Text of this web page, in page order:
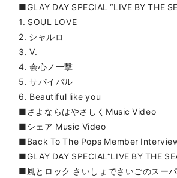
■GLAY DAY SPECIAL “LIVE BY THE
1. SOUL LOVE
2. シャルロ
3. V.
4. 会心ノ一撃
5. サバイバル
6. Beautiful like you
■さよならはやさしくMusic Video
■シェア Music Video
■Back To The Pops Member
■GLAY DAY SPECIAL“LIVE BY THE
■風とロック さいしょでさいごのスー